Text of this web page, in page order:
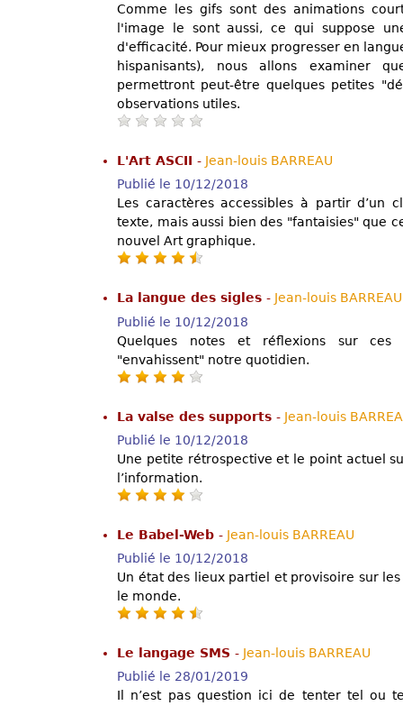
Comme les gifs sont des animations
l'image le sont aussi, ce qui suppose
d'efficacité. Pour mieux progresser en
hispanisants), nous allons examiner
permettront peut-être quelques petites
observations utiles.
L'Art ASCII - Jean-louis BARREAU
Publié le 10/12/2018
Les caractères accessibles à partir d’un
texte, mais aussi bien des "fantaisies" que
nouvel Art graphique.
La langue des sigles - Jean-louis BARREAU
Publié le 10/12/2018
Quelques notes et réflexions sur ces
"envahissent" notre quotidien.
La valse des supports - Jean-louis
Publié le 10/12/2018
Une petite rétrospective et le point actuel
l’information.
Le Babel-Web - Jean-louis BARREAU
Publié le 10/12/2018
Un état des lieux partiel et provisoire sur
le monde.
Le langage SMS - Jean-louis BARREAU
Publié le 28/01/2019
Il n’est pas question ici de tenter tel ou